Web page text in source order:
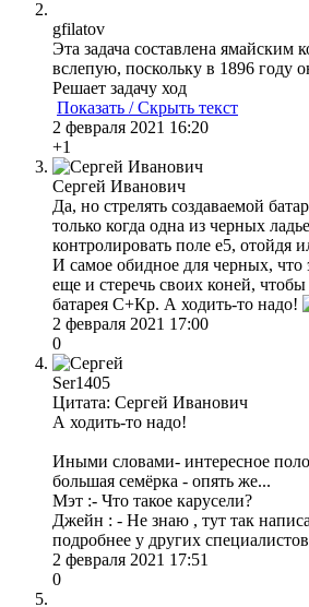
gfilatov
Эта задача составлена ямайским
вслепую, поскольку в 1896 году
Решает задачу ход
Показать / Скрыть текст
2 февраля 2021 16:20
+1
Сергей Иванович
Да, но стрелять создаваемой
только когда одна из черных
контролировать поле е5, отойдя
И самое обидное для черных,
еще и стеречь своих коней, чтобы
батарея С+Кр. А ходить-то надо!
2 февраля 2021 17:00
0
Ser1405
Цитата: Сергей Иванович
А ходить-то надо!
Иными словами- интересное
большая семёрка - опять же...
Мэт :- Что такое карусели?
Джейн : - Не знаю , тут так
подробнее у других
2 февраля 2021 17:51
0